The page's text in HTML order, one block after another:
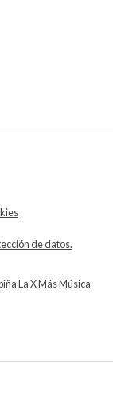
de datos.
La X Más Música